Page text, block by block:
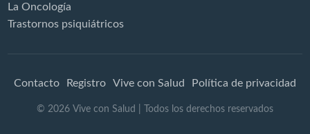
La Oncología
Trastornos psiquiátricos
Contacto Registro Vive con Salud Política de privacidad
© 2026 Vive con Salud | Todos los derechos reservados